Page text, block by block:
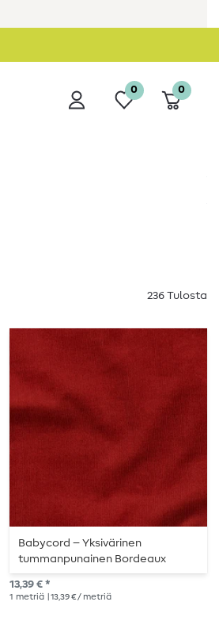
0 0
236 Tulosta
Babycord – Yksivärinen
tummanpunainen Bordeaux
13,39 € *
1 metriä | 13,39 € / metriä